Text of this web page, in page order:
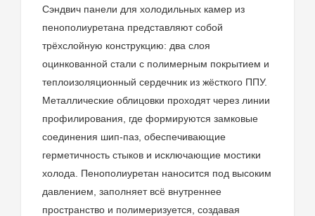
Сэндвич панели для холодильных камер из
пенополиуретана представляют собой
трёхслойную конструкцию: два слоя
оцинкованной стали с полимерным покрытием и
теплоизоляционный сердечник из жёсткого ППУ.
Металлические облицовки проходят через линии
профилирования, где формируются замковые
соединения шип-паз, обеспечивающие
герметичность стыков и исключающие мостики
холода. Пенополиуретан наносится под высоким
давлением, заполняет всё внутреннее
пространство и полимеризуется, создавая